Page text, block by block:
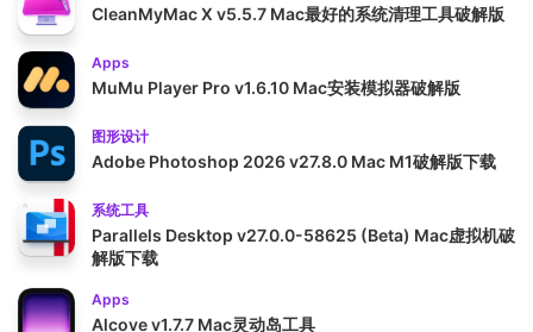
CleanMyMac X v5.5.7 Mac最好的系统清理工具破解版
Apps
MuMu Player Pro v1.6.10 Mac安装模拟器破解版
图形设计
Adobe Photoshop 2026 v27.8.0 Mac M1破解版下载
系统工具
Parallels Desktop v27.0.0-58625 (Beta) Mac虚拟机破
解版下载
Apps
Alcove v1.7.7 Mac灵动岛工具